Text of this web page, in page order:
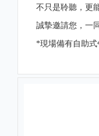
不只是聆聽，更
誠摯邀請您，一
*現場備有自助